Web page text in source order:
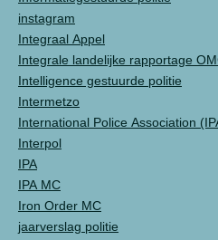
instagram
Integraal Appel
Integrale landelijke rapportage
Intelligence gestuurde politie
Intermetzo
International Police Association
Interpol
IPA
IPA MC
Iron Order MC
jaarverslag politie